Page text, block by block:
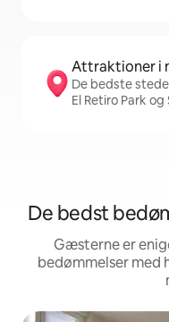
Attraktioner i
De bedste
El Retiro Park
De bedst
Gæsterne er
bedømmelser med